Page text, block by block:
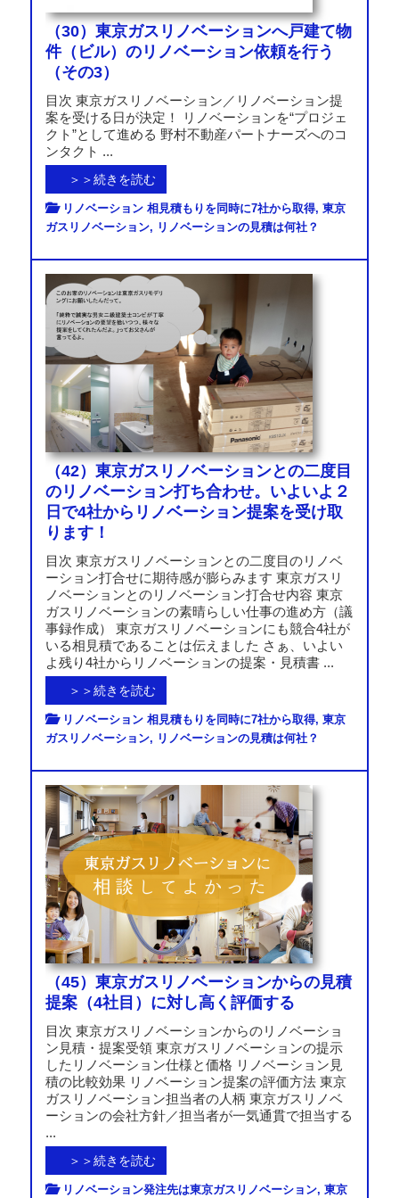
（30）東京ガスリノベーションへ戸建て物
件（ビル）のリノベーション依頼を行う
（その3）
目次 東京ガスリノベーション／リノベーション提
案を受ける日が決定！ リノベーションを“プロジェ
クト”として進める 野村不動産パートナーズへのコ
ンタクト ...
＞＞続きを読む
リノベーション 相見積もりを同時に7社から取得, 東京
ガスリノベーション, リノベーションの見積は何社？
（42）東京ガスリノベーションとの二度目
のリノベーション打ち合わせ。いよいよ２
日で4社からリノベーション提案を受け取
ります！
目次 東京ガスリノベーションとの二度目のリノベ
ーション打合せに期待感が膨らみます 東京ガスリ
ノベーションとのリノベーション打合せ内容 東京
ガスリノベーションの素晴らしい仕事の進め方（議
事録作成） 東京ガスリノベーションにも競合4社が
いる相見積であることは伝えました さぁ、いよい
よ残り4社からリノベーションの提案・見積書 ...
＞＞続きを読む
リノベーション 相見積もりを同時に7社から取得, 東京
ガスリノベーション, リノベーションの見積は何社？
（45）東京ガスリノベーションからの見積
提案（4社目）に対し高く評価する
目次 東京ガスリノベーションからのリノベーショ
ン見積・提案受領 東京ガスリノベーションの提示
したリノベーション仕様と価格 リノベーション見
積の比較効果 リノベーション提案の評価方法 東京
ガスリノベーション担当者の人柄 東京ガスリノベ
ーションの会社方針／担当者が一気通貫で担当する
...
＞＞続きを読む
リノベーション発注先は東京ガスリノベーション, 東京